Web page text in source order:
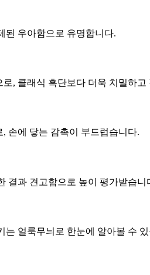
된 우아함으로 유명합니다.
, 클래식 흑단보다 더욱 치밀하고
손에 닿는 감촉이 부드럽습니다.
결과 견고함으로 높이 평가받습니
는 얼룩무늬로 한눈에 알아볼 수